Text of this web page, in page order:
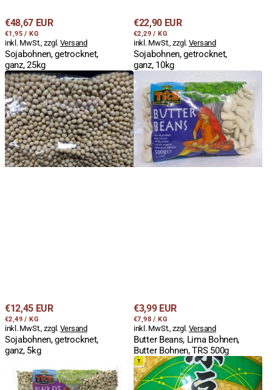
Regulärer
Preis
€48,67 EUR
STÜCKPREIS
€1,95 / PRO
KG
inkl. MwSt., zzgl. Versand
Sojabohnen, getrocknet,
ganz, 25kg
Regulärer
Preis
€22,90 EUR
STÜCKPREIS
€2,29 / PRO
KG
inkl. MwSt., zzgl. Versand
Sojabohnen, getrocknet,
ganz, 10kg
Sojabohnen,
getrocknet,
ganz,
5kg
Regulärer
Preis
€12,45 EUR
STÜCKPREIS
€2,49 / PRO
KG
inkl. MwSt., zzgl. Versand
Sojabohnen, getrocknet,
ganz, 5kg
Butter
Beans,
Lima
Bohnen,
Butter
Bohnen,
TRS
500g
Regulärer
Preis
€3,99 EUR
STÜCKPREIS
€7,98 / PRO
KG
inkl. MwSt., zzgl. Versand
Butter Beans, Lima Bohnen,
Butter Bohnen, TRS 500g
Eye
Beans,
Mungbohnen,
geschält,
Mung